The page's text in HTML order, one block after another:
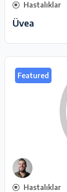
Hastalıklar
Üvea
Featured
Hastalıklar